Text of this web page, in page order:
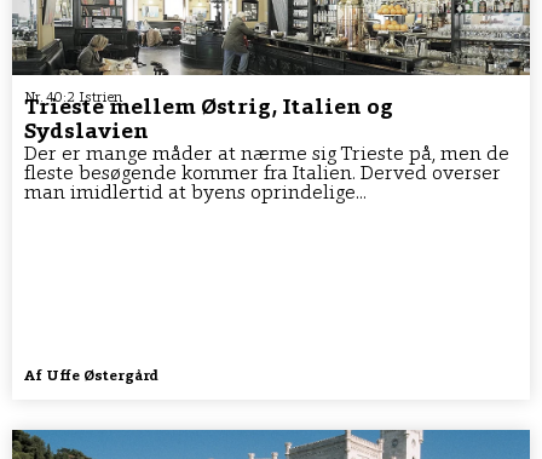
Nr. 40:2 Istrien
Trieste mellem Østrig, Italien og
Sydslavien
Der er mange måder at nærme sig Trieste på, men de
fleste besøgende kommer fra Italien. Derved overser
man imidlertid at byens oprindelige...
Af Uffe Østergård